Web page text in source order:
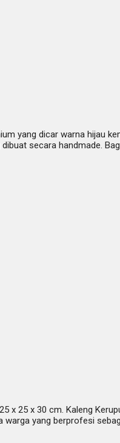
yang dicar warna hijau
secara handmade.
x 25 x 30 cm. Kaleng
yang berprofesi